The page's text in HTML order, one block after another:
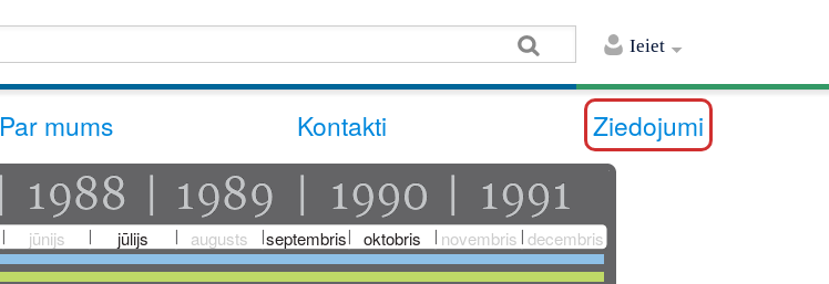
Ieiet
Par mums Kontakti Ziedojumi
jūnijs jūlijs augusts septembris oktobris novembris decembris